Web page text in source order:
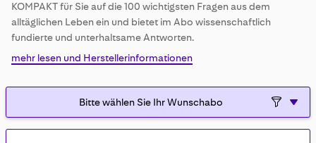
the
beginning
of
images
KOMPAKT für Sie auf die 100 wichtigsten Fragen aus dem
alltäglichen Leben ein und bietet im Abo wissenschaftlich
fundierte und unterhaltsame Antworten.
mehr lesen und Herstellerinformationen